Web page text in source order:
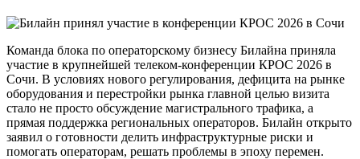
Команда блока по операторскому бизнесу Билайна приняла
участие в крупнейшей телеком-конференции КРОС 2026 в
Сочи. В условиях нового регулирования, дефицита на рынке
оборудования и перестройки рынка главной целью визита
стало не просто обсуждение магистрального трафика, а
прямая поддержка региональных операторов. Билайн открыто
заявил о готовности делить инфраструктурные риски и
помогать операторам, решать проблемы в эпоху перемен.